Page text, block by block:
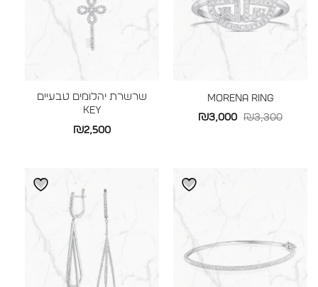
MORENA RING
₪3,300
המחיר₪3,000
המחיר
שרשרת יהלומים טבעיים
KEY
₪2,500